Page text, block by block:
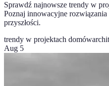
Sprawdź najnowsze trendy w
Poznaj innowacyjne
przyszłości.
trendy w projektach domów
Aug 5